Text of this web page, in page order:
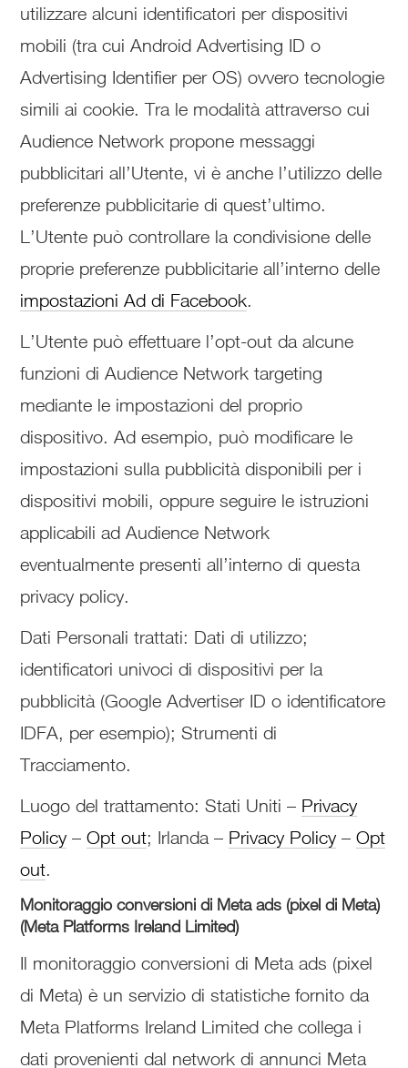
utilizzare alcuni identificatori per dispositivi
mobili (tra cui Android Advertising ID o
Advertising Identifier per OS) ovvero tecnologie
simili ai cookie. Tra le modalità attraverso cui
Audience Network propone messaggi
pubblicitari all’Utente, vi è anche l’utilizzo delle
preferenze pubblicitarie di quest’ultimo.
L’Utente può controllare la condivisione delle
proprie preferenze pubblicitarie all’interno delle
impostazioni Ad di Facebook.
L’Utente può effettuare l’opt-out da alcune
funzioni di Audience Network targeting
mediante le impostazioni del proprio
dispositivo. Ad esempio, può modificare le
impostazioni sulla pubblicità disponibili per i
dispositivi mobili, oppure seguire le istruzioni
applicabili ad Audience Network
eventualmente presenti all’interno di questa
privacy policy.
Dati Personali trattati: Dati di utilizzo;
identificatori univoci di dispositivi per la
pubblicità (Google Advertiser ID o identificatore
IDFA, per esempio); Strumenti di
Tracciamento.
Luogo del trattamento: Stati Uniti – Privacy
Policy –Opt out; Irlanda – Privacy Policy –Opt
out.
Monitoraggio conversioni di Meta ads (pixel di Meta)
(Meta Platforms Ireland Limited)
Il monitoraggio conversioni di Meta ads (pixel
di Meta) è un servizio di statistiche fornito da
Meta Platforms Ireland Limited che collega i
dati provenienti dal network di annunci Meta